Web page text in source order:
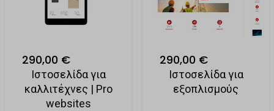
290,00 €
Ιστοσελίδα για
καλλιτέχνες | Pro
websites
290,00 €
Ιστοσελίδα για
εξοπλισμούς